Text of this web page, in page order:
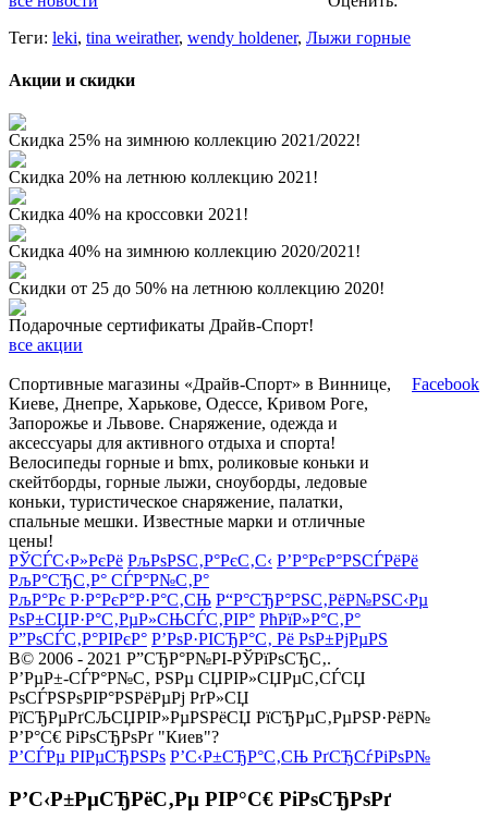
Теги: leki, tina weirather, wendy holdener, Лыжи горные
Акции и скидки
Скидка 25% на зимнюю коллекцию 2021/2022!
Скидка 20% на летнюю коллекцию 2021!
Скидка 40% на кроссовки 2021!
Скидка 40% на зимнюю коллекцию 2020/2021!
Скидки от 25 до 50% на летнюю коллекцию 2020!
Подарочные сертификаты Драйв-Спорт!
все акции
Спортивные магазины «Драйв-Спорт» в Виннице,
Киеве, Днепре, Харькове, Одессе, Кривом Роге,
Запорожье и Львове. Снаряжение, одежда и
аксессуары для активного отдыха и спорта!
Велосипеды горные и bmx, роликовые коньки и
скейтборды, горные лыжи, сноуборды, ледовые
коньки, туристическое снаряжение, палатки,
спальные мешки. Известные марки и отличные
цены!
Facebook
РЎСЃС‹Р»РєРё РљРѕРЅС‚Р°РєС‚С‹ Р’Р°РєР°РЅСЃРёРё
РљР°СЂС‚Р° СЃР°Р№С‚Р°
РљР°Рє Р·Р°РєР°Р·Р°С‚СЊ Р“Р°СЂР°РЅС‚РёР№РЅС‹Рµ
РѕР±СЏР·Р°С‚РµР»СЊСЃС‚РІР° РћРїР»Р°С‚Р°
Р”РѕСЃС‚Р°РІРєР° Р’РѕР·РІСЂР°С‚ Рё РѕР±РјРµРЅ
В© 2006 - 2021 Р”СЂР°Р№РІ-РЎРїРѕСЂС‚.
Р’РµР±-СЃР°Р№С‚ РЅРµ СЏРІР»СЏРµС‚СЃСЏ
РѕСЃРЅРѕРІР°РЅРёРµРј РґР»СЏ
РїСЂРµРґСЉСЏРІР»РµРЅРёСЏ РїСЂРµС‚РµРЅР·РёР№
Р’Р°С€ РіРѕСЂРѕРґ "Киев"?
Р’СЃРµ РІРµСЂРЅРѕ Р’С‹Р±СЂР°С‚СЊ РґСЂСѓРіРѕР№
Р’С‹Р±РµСЂРёС‚Рµ РІР°С€ РіРѕСЂРѕРґ